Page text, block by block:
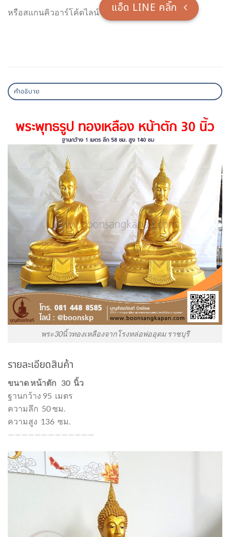
หรือสแกนคิวอาร์โค้ดไลน์ แอ็ด LINE คลิ๊ก
คำอธิบาย
พระ30นิ้วทองเหลืองจากโรงหล่อพ่ออุดม ราชบุรี
รายละเอียดสินค้า
ขนาด หน้าตัก 30 นิ้ว
ฐานกว้าง 95 เมตร
ความลึก 50 ซม.
ความสูง 136 ซม.
—————————————